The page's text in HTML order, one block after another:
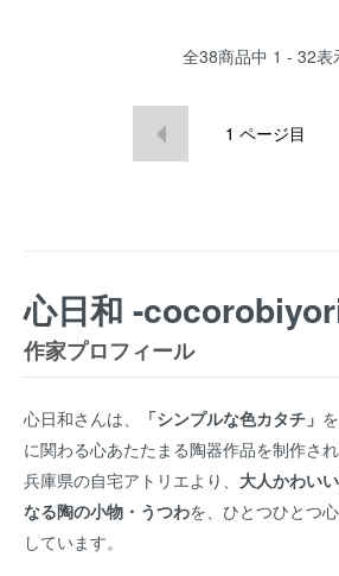
全38商品中 1 - 32表
1 ページ目
心日和 -
作家プロフィール
心日和さんは、 「シンプルな色カタチ」
に関わる心あたたまる陶器作品を制作さ
兵庫県の自宅アトリエより、 大人かわい
なる陶の小物・うつわを、ひとつひとつ
しています。